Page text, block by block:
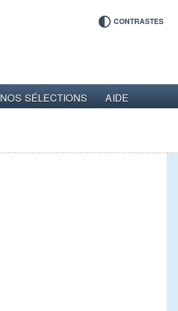
CONTRASTES
NOS SÉLECTIONS AIDE